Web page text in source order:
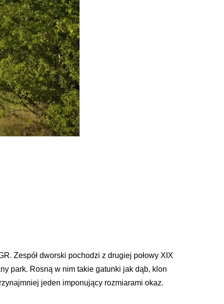
Zespół dworski pochodzi z drugiej połowy XIX
park. Rosną w nim takie gatunki jak dąb, klon
jeden imponujący rozmiarami okaz.